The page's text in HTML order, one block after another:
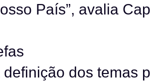
País”, avalia
definição dos temas